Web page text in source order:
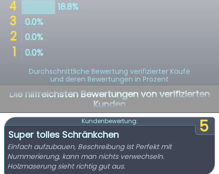
Durchschnittliche Bewertung verifizierter Käufe
und deren Bewertungen in Prozent
Die hilfreichsten Bewertungen von verifizierten
Kunden
5
Kundenbewertung:
Super tolles Schränkchen
Einfach aufzubauen, Beschreibung ist Perfekt mit
Nummerierung, kann man nichts verwechseln.
Holzmaserung sieht richtig gut aus.